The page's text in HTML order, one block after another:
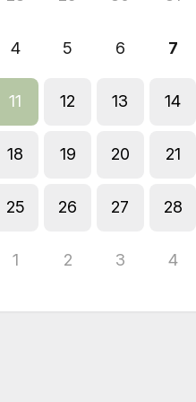
4 5 6 7
11 12 13 14
18 19 20 21
25 26 27 28
1 2 3 4